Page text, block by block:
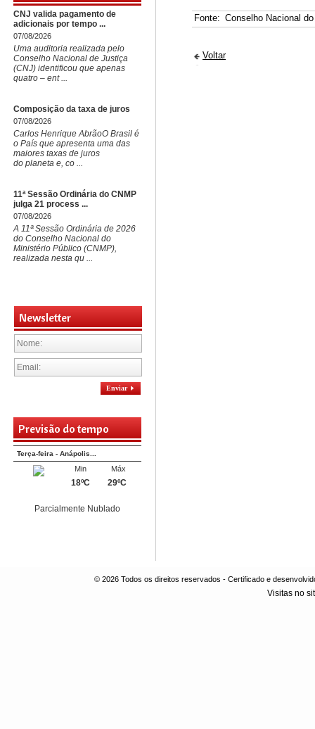
CNJ valida pagamento de
adicionais por tempo ...
07/08/2026
Uma auditoria realizada pelo
Conselho Nacional de Justiça
(CNJ) identificou que apenas
quatro – ent ...
Composição da taxa de juros
07/08/2026
Carlos Henrique AbrãoO Brasil é
o País que apresenta uma das
maiores taxas de juros
do planeta e, co ...
11ª Sessão Ordinária do CNMP
julga 21 process ...
07/08/2026
A 11ª Sessão Ordinária de 2026
do Conselho Nacional do
Ministério Público (CNMP),
realizada nesta qu ...
Newsletter
Enviar
Previsão do tempo
Terça-feira - Anápolis...
Máx
29ºC
Min
18ºC
Parcialmente Nublado
Fonte: Conselho Nacional
Voltar
© 2026 Todos os direitos reservados - Certificado e
Visitas no